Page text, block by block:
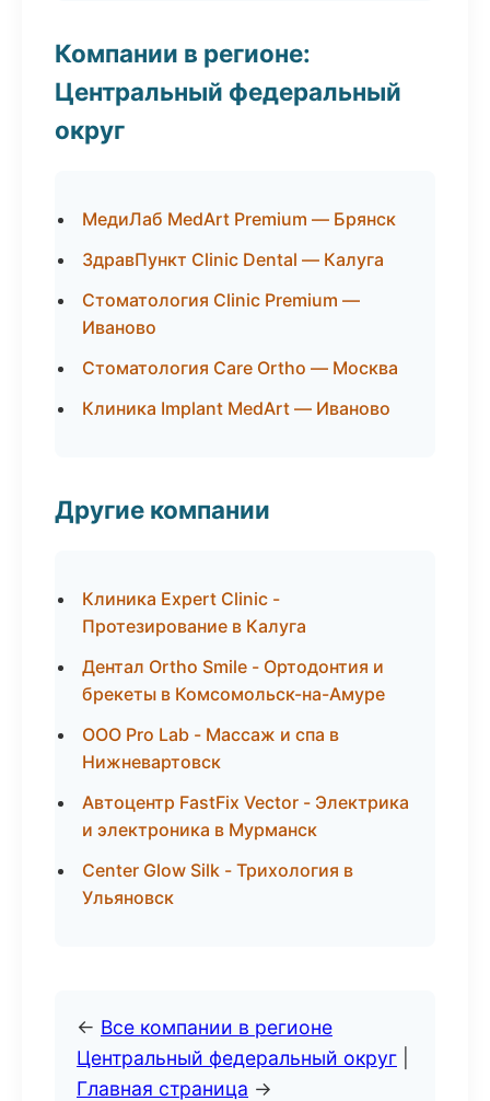
Компании в регионе:
Центральный федеральный
округ
МедиЛаб MedArt Premium — Брянск
ЗдравПункт Clinic Dental — Калуга
Стоматология Clinic Premium —
Иваново
Стоматология Care Ortho — Москва
Клиника Implant MedArt — Иваново
Другие компании
Клиника Expert Clinic -
Протезирование в Калуга
Дентал Ortho Smile - Ортодонтия и
брекеты в Комсомольск-на-Амуре
ООО Pro Lab - Массаж и спа в
Нижневартовск
Автоцентр FastFix Vector - Электрика
и электроника в Мурманск
Center Glow Silk - Трихология в
Ульяновск
← Все компании в регионе
Центральный федеральный округ
Главная страница →